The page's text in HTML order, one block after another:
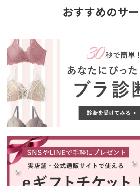
おすすめのサ